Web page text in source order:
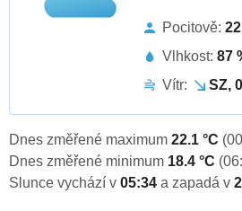
Pocitově:
Vlhkost: 87
Vítr:
SZ,
Dnes změřené maximum 22.1 °C
Dnes změřené minimum 18.4 °C
Slunce vychází v 05:34 a zapadá v